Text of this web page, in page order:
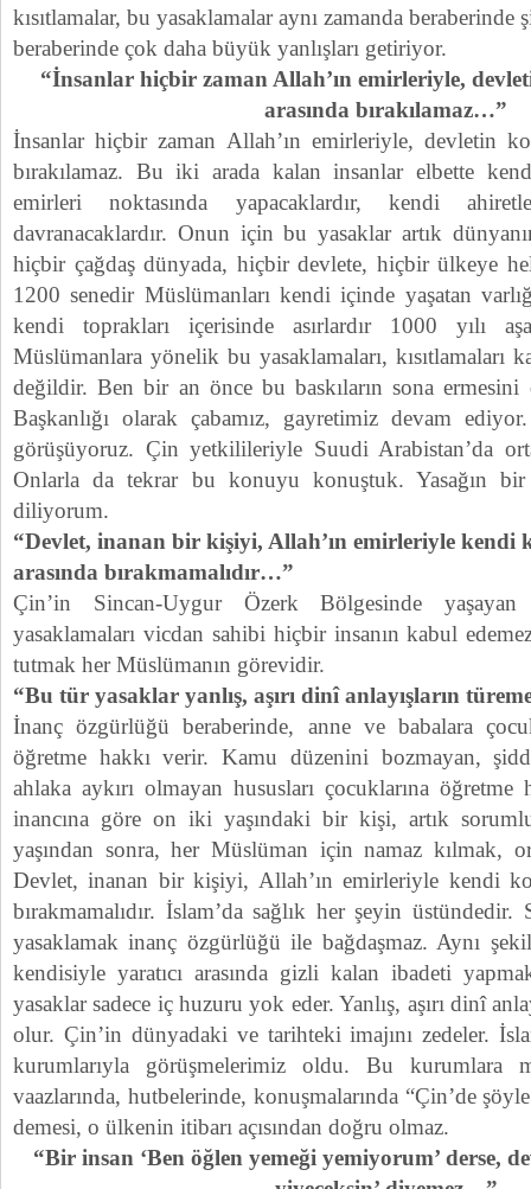
kısıtlamalar, bu yasaklamalar aynı zamanda
beraberinde çok daha büyük yanlışları getiriyor.
“İnsanlar hiçbir zaman Allah’ın emirleriyle,
arasında bırakılamaz…”
İnsanlar hiçbir zaman Allah’ın emirleriyle, devletin
bırakılamaz. Bu iki arada kalan insanlar elbette
emirleri noktasında yapacaklardır, kendi
davranacaklardır. Onun için bu yasaklar artık
hiçbir çağdaş dünyada, hiçbir devlete, hiçbir ülkeye
1200 senedir Müslümanları kendi içinde yaşatan
kendi toprakları içerisinde asırlardır 1000 yılı
Müslümanlara yönelik bu yasaklamaları, kısıtlamaları
değildir. Ben bir an önce bu baskıların sona
Başkanlığı olarak çabamız, gayretimiz devam
görüşüyoruz. Çin yetkilileriyle Suudi Arabistan’da
Onlarla da tekrar bu konuyu konuştuk. Yasağın
diliyorum.
“Devlet, inanan bir kişiyi, Allah’ın emirleriyle kendi
arasında bırakmamalıdır…”
Çin’in Sincan-Uygur Özerk Bölgesinde
yasaklamaları vicdan sahibi hiçbir insanın kabul
tutmak her Müslümanın görevidir.
“Bu tür yasaklar yanlış, aşırı dinî anlayışların
İnanç özgürlüğü beraberinde, anne ve babalara
öğretme hakkı verir. Kamu düzenini bozmayan,
ahlaka aykırı olmayan hususları çocuklarına öğretme
inancına göre on iki yaşındaki bir kişi, artık
yaşından sonra, her Müslüman için namaz kılmak,
Devlet, inanan bir kişiyi, Allah’ın emirleriyle kendi
bırakmamalıdır. İslam’da sağlık her şeyin üstündedir.
yasaklamak inanç özgürlüğü ile bağdaşmaz. Aynı
kendisiyle yaratıcı arasında gizli kalan ibadeti
yasaklar sadece iç huzuru yok eder. Yanlış, aşırı dinî
olur. Çin’in dünyadaki ve tarihteki imajını zedeler.
kurumlarıyla görüşmelerimiz oldu. Bu kurumlara
vaazlarında, hutbelerinde, konuşmalarında “Çin’de
demesi, o ülkenin itibarı açısından doğru olmaz.
“Bir insan ‘Ben öğlen yemeği yemiyorum’ derse,